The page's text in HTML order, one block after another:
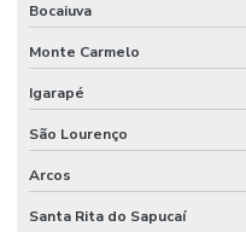
Bocaiuva
Monte Carmelo
Igarapé
São Lourenço
Arcos
Santa Rita do Sapucaí